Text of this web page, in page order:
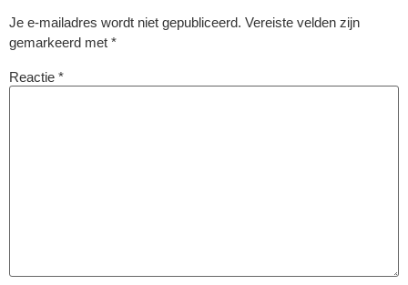
Je e-mailadres wordt niet gepubliceerd. Vereiste velden zijn
gemarkeerd met *
Reactie *